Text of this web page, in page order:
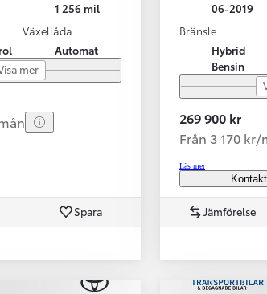
1 256 mil
Växellåda
Automat
mer
Spara
06-2019
Bränsle
Hybrid
Bensin
269 900 kr
Från 3 170 kr/
Läs mer
Jämförelse